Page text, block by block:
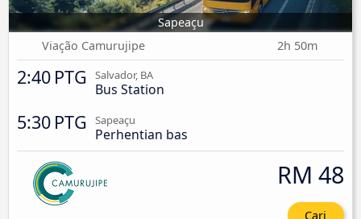
Sapeaçu
Viação Camurujipe
2h 50m
2:40 PTG Salvador, BA
Bus Station
5:30 PTG Sapeaçu
Perhentian bas
RM 48
Cari